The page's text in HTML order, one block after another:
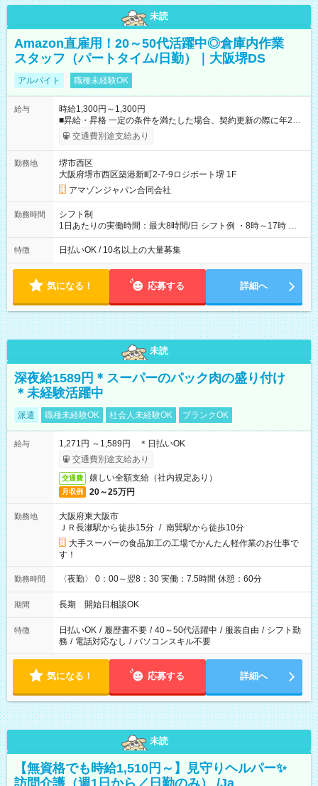
未読
Amazon直雇用！20～50代活躍中◎倉庫内作業
スタッフ（パートタイム/日勤）｜大阪堺DS
アルバイト 職種未経験OK
給与
時給1,300円～1,300円
■昇給・昇格 一定の条件を満たした場合、契約更新の際に年2回
まで昇給の機会があります。 ■正社員登用制度あり ※月末締/翌
月25日支払い ※時間外手当、別途支給 ※深夜割増賃金 (22:00～
☆Amazon直雇用で安定して働けます！ 【試用期間】試用期間
あり 試用期間の長さ：1週間 雇用形態、給与は本採用時と同じ
です。
交通費別途支給あり
勤務地
堺市西区
大阪府堺市西区築港新町2-7-9ロジポート堺 1F
アマゾンジャパン合同会社
勤務時間
シフト制
1日あたりの実働時間：最大8時間/日 シフト例 ・8時～17時 ・
12時～21時
特徴 日払いOK / 10名以上の大量募集
気になる！ 応募する 詳細へ
未読
深夜給1589円＊スーパーのパック肉の盛り付け
＊未経験活躍中
派遣 職種未経験OK 社会人未経験OK ブランクOK
給与
1,271円 ～1,589円 ＊日払いOK
交通費別途支給あり
交通費 嬉しい全額支給（社内規定あり）
月収例 20～25万円
勤務地
大阪府東大阪市
ＪＲ長瀬駅から徒歩15分 / 南巽駅から徒歩10分
大手スーパーの食品加工の工場でかんたん軽作業のお仕事で
す！
勤務時間 〈夜勤〉 0：00～翌8：30 実働：7.5時間 休憩：60分
期間 長期 開始日相談OK
特徴 日払いOK / 履歴書不要 / 40～50代活躍中 / 服装自由 / シフト勤
務 / 電話対応なし / パソコンスキル不要
気になる！ 応募する 詳細へ
未読
【無資格でも時給1,510円～】見守りヘルパー✨
訪問介護（週1日から／日勤のみ） /Ja